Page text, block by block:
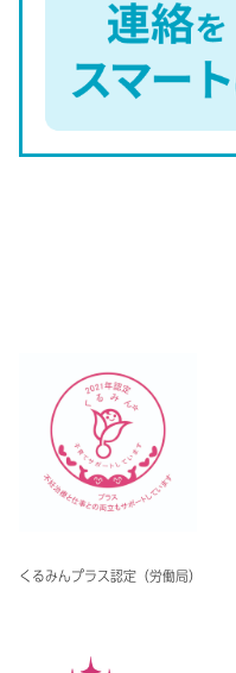
くるみんプラス認定（労働局）